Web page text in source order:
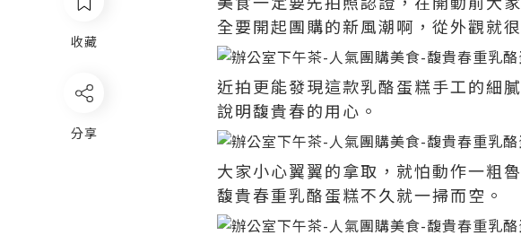
收藏
分享
全要開起團購的新風潮啊，從外觀就
近拍更能發現這款乳酪蛋糕手工的細
說明馥貴春的用心。
大家小心翼翼的拿取，就怕動作一粗
馥貴春重乳酪蛋糕不久就一掃而空。